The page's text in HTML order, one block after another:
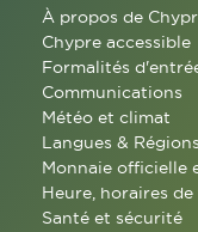
À propos de
Chypre accessible
Formalités
Communications
Météo et climat
Langues & Régions
Monnaie officielle
Heure, horaires
Santé et sécurité